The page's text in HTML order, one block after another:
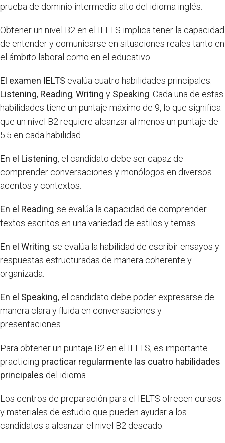
prueba de dominio intermedio-alto del idioma inglés.
Obtener un nivel B2 en el IELTS implica tener la capacidad
de entender y comunicarse en situaciones reales tanto en
el ámbito laboral como en el educativo.
El examen IELTS evalúa cuatro habilidades principales:
Listening, Reading, Writing y Speaking . Cada una de estas
habilidades tiene un puntaje máximo de 9, lo que significa
que un nivel B2 requiere alcanzar al menos un puntaje de
5.5 en cada habilidad.
En el Listening, el candidato debe ser capaz de
comprender conversaciones y monólogos en diversos
acentos y contextos.
En el Reading, se evalúa la capacidad de comprender
textos escritos en una variedad de estilos y temas.
En el Writing, se evalúa la habilidad de escribir ensayos y
respuestas estructuradas de manera coherente y
organizada.
En el Speaking, el candidato debe poder expresarse de
manera clara y fluida en conversaciones y
presentaciones.
Para obtener un puntaje B2 en el IELTS, es importante
practicing practicar regularmente las cuatro habilidades
principales del idioma.
Los centros de preparación para el IELTS ofrecen cursos
y materiales de estudio que pueden ayudar a los
candidatos a alcanzar el nivel B2 deseado.